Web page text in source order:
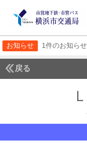
お知らせ 1件のお知ら
戻る